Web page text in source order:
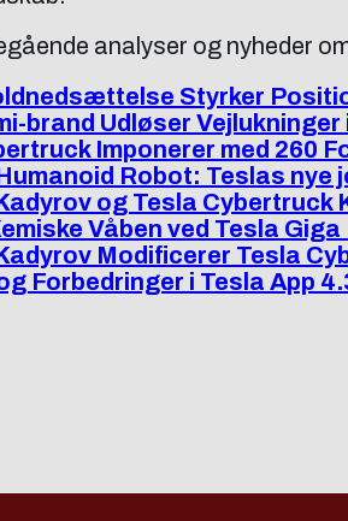
analyser og nyheder
Styrker
brand Udløser Vejlukninger
Imponerer med 260
Robot: Teslas nye
og Tesla Cybertruck
Våben ved Tesla
Modificerer Tesla
Forbedringer i Tesla App